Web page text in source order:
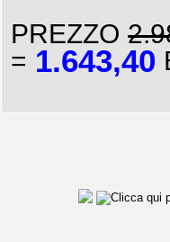
PREZZO
= 1.643,40